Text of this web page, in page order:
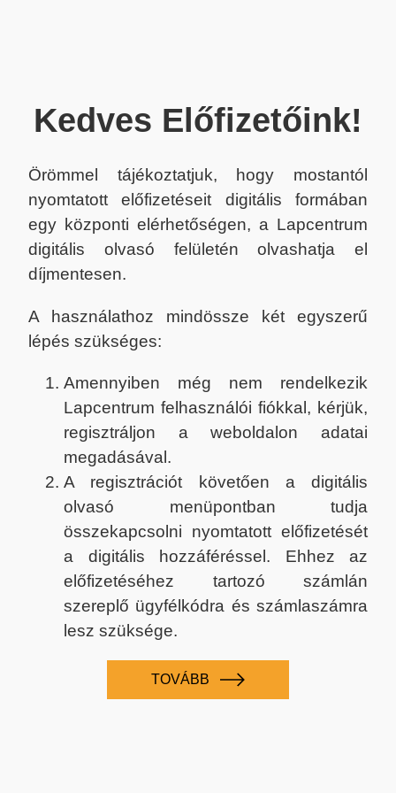
Kedves Előfizetőink!
Örömmel tájékoztatjuk, hogy mostantól
nyomtatott előfizetéseit digitális formában
egy központi elérhetőségen, a Lapcentrum
digitális olvasó felületén olvashatja el
díjmentesen.
A használathoz mindössze két egyszerű
lépés szükséges:
Amennyiben még nem rendelkezik
Lapcentrum felhasználói fiókkal, kérjük,
regisztráljon a weboldalon adatai
megadásával.
A regisztrációt követően a digitális
olvasó menüpontban tudja
összekapcsolni nyomtatott előfizetését
a digitális hozzáféréssel. Ehhez az
előfizetéséhez tartozó számlán
szereplő ügyfélkódra és számlaszámra
lesz szüksége.
TOVÁBB